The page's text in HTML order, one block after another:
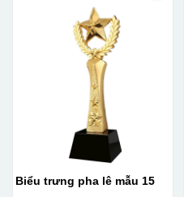
Biểu trưng pha lê mẫu 15